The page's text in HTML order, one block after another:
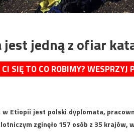
jest jedną z ofiar
SIĘ TO CO ROBIMY? WESPRZYJ
Etiopii jest polski dyplomata,
zginęło 157 osób z 35 krajów,